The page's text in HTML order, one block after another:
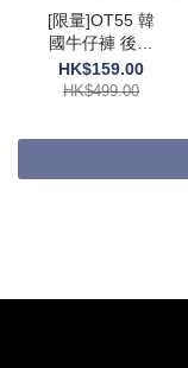
[限量]OT55 韓
國牛仔褲 後橡
筋腰 腰25-31
HIP40 長40.5
HK$159.00
HK$499.00